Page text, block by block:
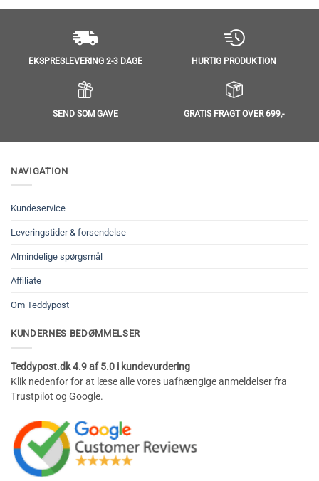
EKSPRESLEVERING 2-3 DAGE HURTIG PRODUKTION
SEND SOM GAVE GRATIS FRAGT OVER 699,-
NAVIGATION
Kundeservice
Leveringstider & forsendelse
Almindelige spørgsmål
Affiliate
Om Teddypost
KUNDERNES BEDØMMELSER
Teddypost.dk 4.9 af 5.0 i kundevurdering
Klik nedenfor for at læse alle vores uafhængige anmeldelser fra
Trustpilot og Google.